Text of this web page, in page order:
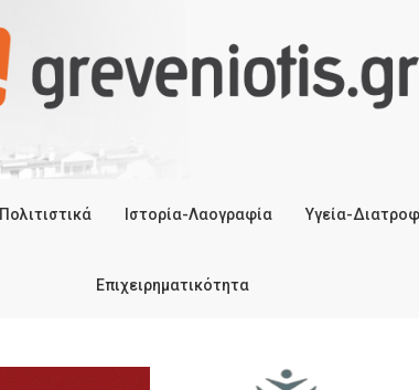
Πολιτιστικά Ιστορία-Λαογραφία Υγεία-
Επιχειρηματικότητα